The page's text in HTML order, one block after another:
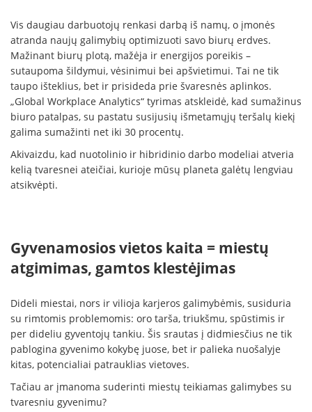
Vis daugiau darbuotojų renkasi darbą iš namų, o įmonės
atranda naujų galimybių optimizuoti savo biurų erdves.
Mažinant biurų plotą, mažėja ir energijos poreikis –
sutaupoma šildymui, vėsinimui bei apšvietimui. Tai ne tik
taupo išteklius, bet ir prisideda prie švaresnės aplinkos.
„Global Workplace Analytics“ tyrimas atskleidė, kad sumažinus
biuro patalpas, su pastatu susijusių išmetamųjų teršalų kiekį
galima sumažinti net iki 30 procentų.
Akivaizdu, kad nuotolinio ir hibridinio darbo modeliai atveria
kelią tvaresnei ateičiai, kurioje mūsų planeta galėtų lengviau
atsikvėpti.
Gyvenamosios vietos kaita = miestų
atgimimas, gamtos klestėjimas
Dideli miestai, nors ir vilioja karjeros galimybėmis, susiduria
su rimtomis problemomis: oro tarša, triukšmu, spūstimis ir
per dideliu gyventojų tankiu. Šis srautas į didmiesčius ne tik
pablogina gyvenimo kokybę juose, bet ir palieka nuošalyje
kitas, potencialiai patrauklias vietoves.
Tačiau ar įmanoma suderinti miestų teikiamas galimybes su
tvaresniu gyvenimu?